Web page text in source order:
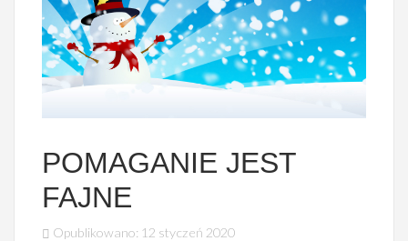
POMAGANIE JEST
FAJNE
Opublikowano: 12 styczeń 2020